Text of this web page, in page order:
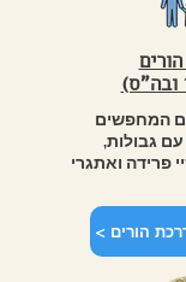
ובה"ס)
המחפשים
גבולות,
פרידה ואתגרי
הורים